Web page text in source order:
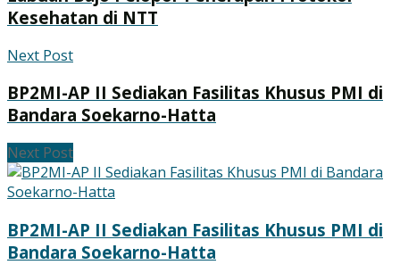
Kesehatan di NTT
Next Post
BP2MI-AP II Sediakan Fasilitas Khusus PMI di
Bandara Soekarno-Hatta
Next Post
BP2MI-AP II Sediakan Fasilitas Khusus PMI di
Bandara Soekarno-Hatta